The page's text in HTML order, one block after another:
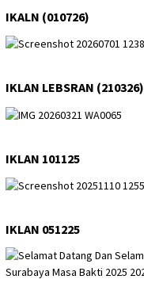
IKALN (010726)
IKLAN LEBSRAN (210326)
IKLAN 101125
IKLAN 051225